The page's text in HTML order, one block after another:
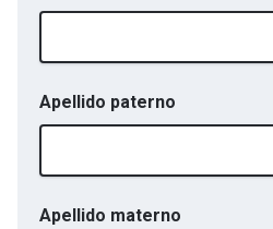
Apellido paterno
Apellido materno